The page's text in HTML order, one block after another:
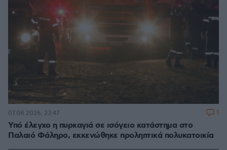
Υπό έλεγχο η πυρκαγιά σε ισόγειο κατάστημα στο
Παλαιό Φάληρο, εκκενώθηκε προληπτικά πολυκατοικία
07.08.2026, 23:47 1